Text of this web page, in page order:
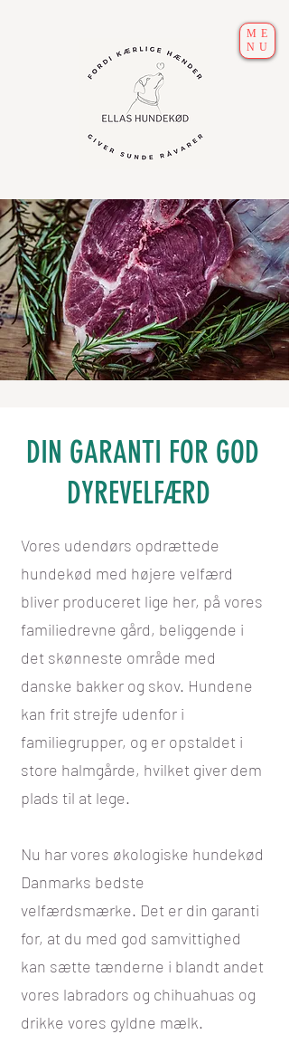
ME
NU
DIN GARANTI FOR GOD
DYREVELFÆRD
Vores udendørs opdrættede
hundekød med højere velfærd
bliver produceret lige her, på vores
familiedrevne gård, beliggende i
det skønneste område med
danske bakker og skov. Hundene
kan frit strejfe udenfor i
familiegrupper, og er opstaldet i
store halmgårde, hvilket giver dem
plads til at lege.
Nu har vores økologiske hundekød
Danmarks bedste
velfærdsmærke. Det er din garanti
for, at du med god samvittighed
kan sætte tænderne i blandt andet
vores labradors og chihuahuas og
drikke vores gyldne mælk.